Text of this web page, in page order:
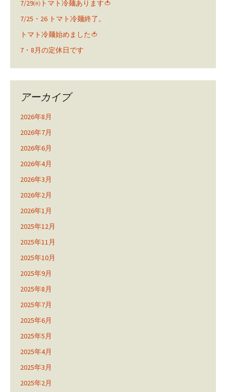
7/29㈬トマト冷麺あります🍅
7/25・26 トマト冷麺終了。
トマト冷麺始めました🍅
7・8月の定休日です
アーカイブ
2026年8月
2026年7月
2026年6月
2026年4月
2026年3月
2026年2月
2026年1月
2025年12月
2025年11月
2025年10月
2025年9月
2025年8月
2025年7月
2025年6月
2025年5月
2025年4月
2025年3月
2025年2月